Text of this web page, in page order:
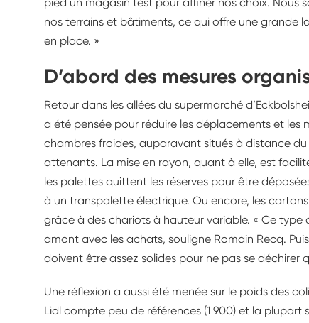
nos terrains et bâtiments, ce qui offre une grande
en place. »
D’abord des mesures
Retour dans les allées du supermarché
a été pensée pour réduire les déplacements et les
chambres froides, auparavant situés à distance
attenants. La mise en rayon, quant à elle, est
les palettes quittent les réserves pour être
à un transpalette électrique. Ou encore, les
grâce à des chariots à hauteur variable. « Ce type
amont avec les achats, souligne Romain Recq.
doivent être assez solides pour ne pas se déchirer
Une réflexion a aussi été menée sur le poids des
Lidl compte peu de références (1 900) et la plupart